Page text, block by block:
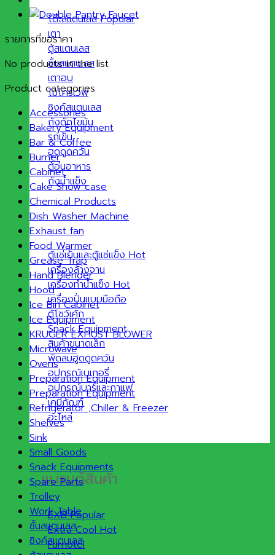
โต๊ะสแตนเลส
เตา
ตู้สแตนเลส
ชั้นสแตนเลส
เตาอบ
ไมโครเวฟ
ซิงค์สแตนเลส
ถังดักไขมัน
รถเข็น
ฮูดดูดควัน
ตู้อุ่นอาหาร
ถังน้ำแข็ง
ตู้แช่เย็นและตู้แช่แข็ง
เครื่องล้างจาน
เครื่องทำน้ำแข็ง
เครื่องปั่นแบบมือถือ
ตู้โชว์เค้ก
Snack Equipment
สินค้าขนาดเล็ก
พัดลมฮูดดูดควัน
อุปกรณ์เบเกอรี่
อุปกรณ์บาร์และกาแฟ
เคมีภัณฑ์
อะไหล่
แบรนด์สินค้า
EXB
Extra Cool
Furnotel
รายการที่ขอราคา
No products in the list
Product categories
Accessories
Bakery Equipment
Bar & Coffee
Burner
Cabinet
Cake Show case
Chemical Products
Dish Washer Machine
Exhaust fan
Food Warmer
Grease Trap
Hand Blender
Hood
Ice Bin Cabinet
Ice Equipment
KRUGER EXHUST BLOWER
Microwave
Ovens
Preparation Equipment
Preparation Equipment
Refrigerator ,Chiller & Freezer
Shelves
Sink
Small Goods
Snack Equipments
Spare Parts
Trolley
Work Table
ชั้นสแตนเลส
ซิงค์สแตนเลส